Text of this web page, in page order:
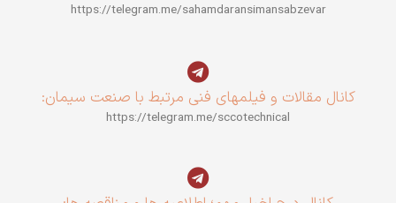
https://telegram.me/sahamdaransimansabzevar
کانال مقالات و فیلمهای فنی مرتبط با صنعت سیمان:
https://telegram.me/sccotechnical